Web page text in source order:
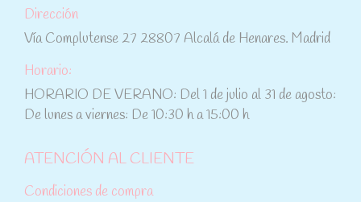
Dirección
Vía Complutense 27 28807 Alcalá de Henares. Madrid
Horario:
HORARIO DE VERANO: Del 1 de julio al 31 de agosto:
De lunes a viernes: De 10:30 h a 15:00 h
ATENCIÓN AL CLIENTE
Condiciones de compra